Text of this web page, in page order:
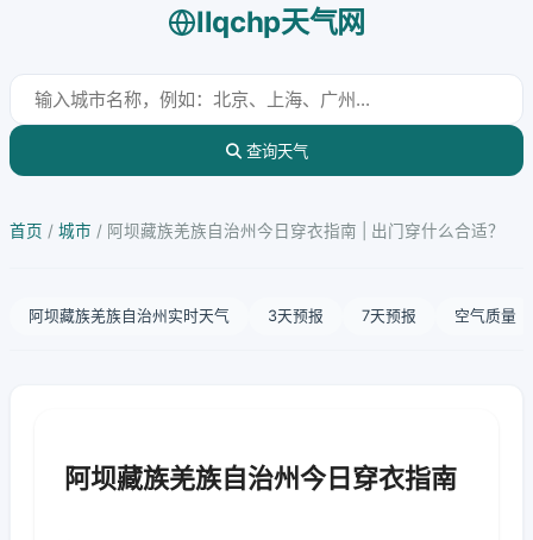
llqchp天气网
查询天气
首页 / 城市 / 阿坝藏族羌族自治州今日穿衣指南 | 出门穿什么合适？
阿坝藏族羌族自治州实时天气 3天预报 7天预报 空气质量
阿坝藏族羌族自治州今日穿衣指南